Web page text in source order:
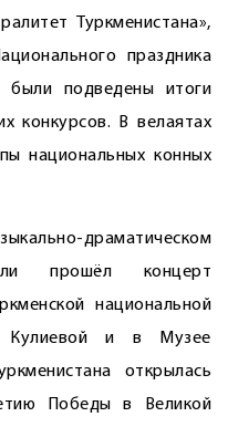
Туркменистана»,
праздника
были подведены итоги
конкурсов. В велаятах
национальных конных
драматическом
прошёл концерт
национальной
Кулиевой и в Музее
открылась
Победы в Великой